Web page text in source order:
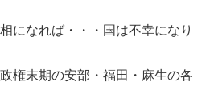
になれば・・・国は不幸になり
権末期の安部・福田・麻生の各